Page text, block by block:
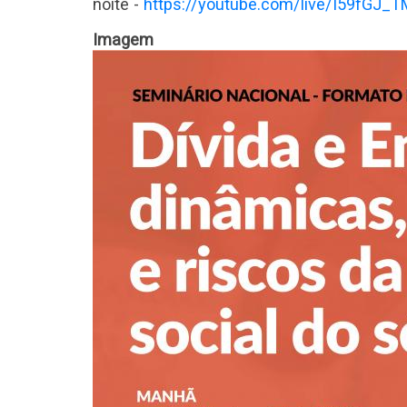
noite - https://youtube.com/live/
Imagem